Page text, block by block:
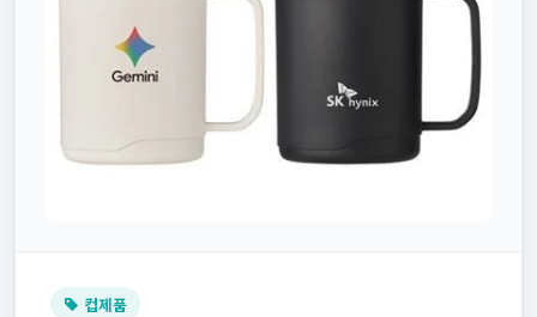
컵제품